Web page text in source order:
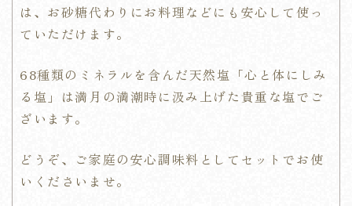
は、お砂糖代わりにお料理などにも安心して使っ
ていただけます。
68種類のミネラルを含んだ天然塩「心と体にしみ
る塩」は満月の満潮時に汲み上げた貴重な塩でご
ざいます。
どうぞ、ご家庭の安心調味料としてセットでお使
いくださいませ。